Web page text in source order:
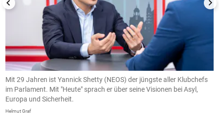
Mit 29 Jahren ist Yannick Shetty (NEOS) der jüngste aller Klubchefs
im Parlament. Mit "Heute" sprach er über seine Visionen bei Asyl,
Europa und Sicherheit.
Helmut Graf